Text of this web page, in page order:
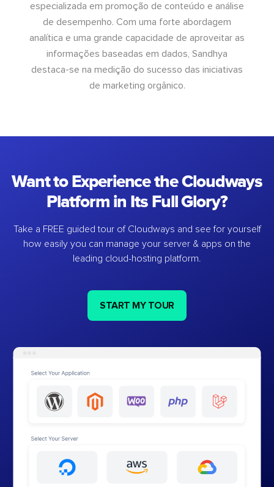
especializada em promoção de conteúdo e análise
de desempenho. Com uma forte abordagem
analítica e uma grande capacidade de aproveitar as
informações baseadas em dados, Sandhya
destaca-se na medição do sucesso das iniciativas
de marketing orgânico.
Want to Experience the Cloudways
Platform in Its Full Glory?
Take a FREE guided tour of Cloudways and see for yourself
how easily you can manage your server & apps on the
leading cloud-hosting platform.
START MY TOUR